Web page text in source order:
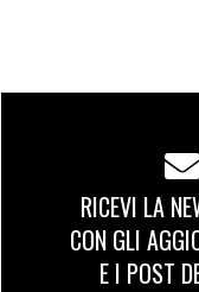
RICEVI LA
CON GLI
E I POST